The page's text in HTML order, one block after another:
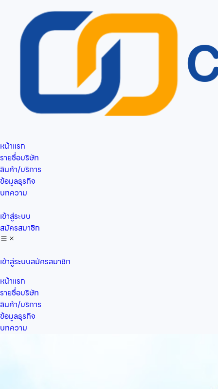
หน้าแรก
รายชื่อบริษัท
สินค้า/บริการ
ข้อมูลธุรกิจ
บทความ
เข้าสู่ระบบ
สมัครสมาชิก
เข้าสู่ระบบสมัครสมาชิก
หน้าแรก
รายชื่อบริษัท
สินค้า/บริการ
ข้อมูลธุรกิจ
บทความ